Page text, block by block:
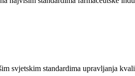
svjetskim standardima upravljanja